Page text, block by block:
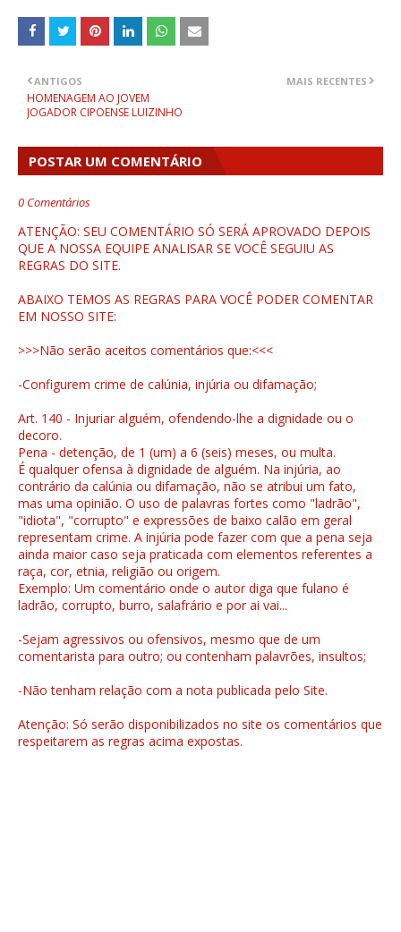
MAIS RECENTES
ANTIGOS
HOMENAGEM AO JOVEM
JOGADOR CIPOENSE LUIZINHO
POSTAR UM COMENTÁRIO
0 Comentários
ATENÇÃO: SEU COMENTÁRIO SÓ SERÁ APROVADO DEPOIS
QUE A NOSSA EQUIPE ANALISAR SE VOCÊ SEGUIU AS
REGRAS DO SITE.
ABAIXO TEMOS AS REGRAS PARA VOCÊ PODER COMENTAR
EM NOSSO SITE:
>>>Não serão aceitos comentários que:<<<
-Configurem crime de calúnia, injúria ou difamação;
Art. 140 - Injuriar alguém, ofendendo-lhe a dignidade ou o
decoro.
Pena - detenção, de 1 (um) a 6 (seis) meses, ou multa.
É qualquer ofensa à dignidade de alguém. Na injúria, ao
contrário da calúnia ou difamação, não se atribui um fato,
mas uma opinião. O uso de palavras fortes como "ladrão",
"idiota", "corrupto" e expressões de baixo calão em geral
representam crime. A injúria pode fazer com que a pena seja
ainda maior caso seja praticada com elementos referentes a
raça, cor, etnia, religião ou origem.
Exemplo: Um comentário onde o autor diga que fulano é
ladrão, corrupto, burro, salafrário e por ai vai...
-Sejam agressivos ou ofensivos, mesmo que de um
comentarista para outro; ou contenham palavrões, insultos;
-Não tenham relação com a nota publicada pelo Site.
Atenção: Só serão disponibilizados no site os comentários que
respeitarem as regras acima expostas.